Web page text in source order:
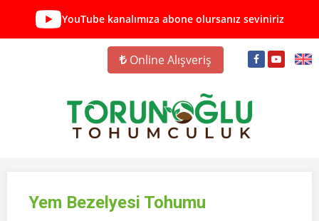
YouTube kanalımıza abone olursanız seviniriz
Online Alışveriş
Yem Bezelyesi Tohumu